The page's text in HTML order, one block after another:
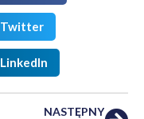
Twitter
LinkedIn
NASTĘPNY